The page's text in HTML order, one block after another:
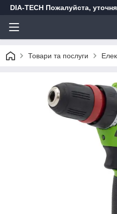
DIA-TECH Пожалуйста,
Товари та послуги